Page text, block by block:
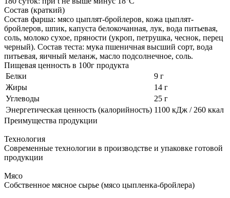
Состав (краткий)
Состав фарша: мясо цыплят-бройлеров, кожа цыплят-
бройлеров, шпик, капуста белокочанная, лук, вода питьевая,
соль, молоко сухое, пряности (укроп, петрушка, чеснок, перец
черный). Состав теста: мука пшеничная высший сорт, вода
питьевая, яичный меланж, масло подсолнечное, соль.
Пищевая ценность в 100г продукта
Белки
9 г
Жиры
14 г
Углеводы
25 г
Энергетическая ценность (калорийность) 1100 кДж / 260 ккал
Преимущества продукции
Технология
Современные технологии в производстве и упаковке готовой
продукции
Мясо
Собственное мясное сырье (мясо цыпленка-бройлера)